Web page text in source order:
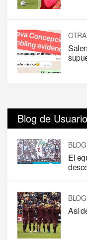
Blog de
BLOG
El
BLOG
Así